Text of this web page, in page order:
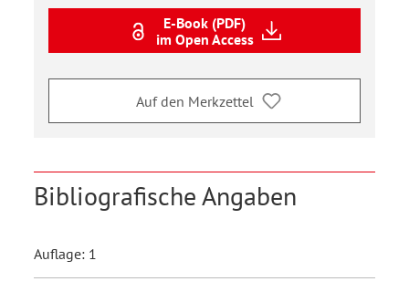
E-Book (PDF)
im Open Access
Auf den Merkzettel
Bibliografische Angaben
Auflage: 1